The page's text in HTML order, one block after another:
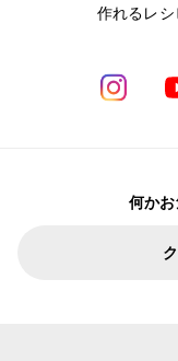
作れるレシ
何か